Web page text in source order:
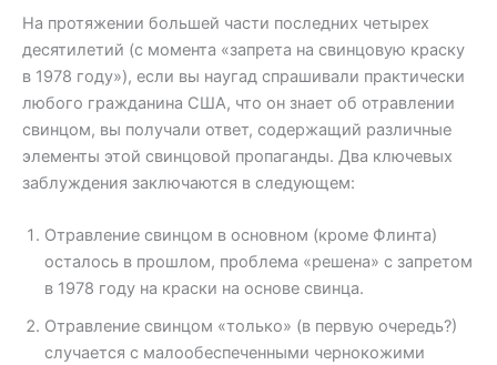
На протяжении большей части последних четырех
десятилетий (с момента «запрета на свинцовую краску
в 1978 году»), если вы наугад спрашивали практически
любого гражданина США, что он знает об отравлении
свинцом, вы получали ответ, содержащий различные
элементы этой свинцовой пропаганды. Два ключевых
заблуждения заключаются в следующем:
Отравление свинцом в основном (кроме Флинта)
осталось в прошлом, проблема «решена» с запретом
в 1978 году на краски на основе свинца.
Отравление свинцом «только» (в первую очередь?)
случается с малообеспеченными чернокожими